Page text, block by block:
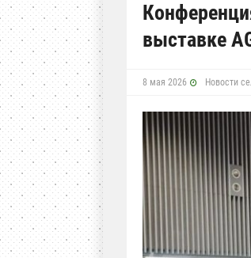
выставке
8 мая 2026 Новости